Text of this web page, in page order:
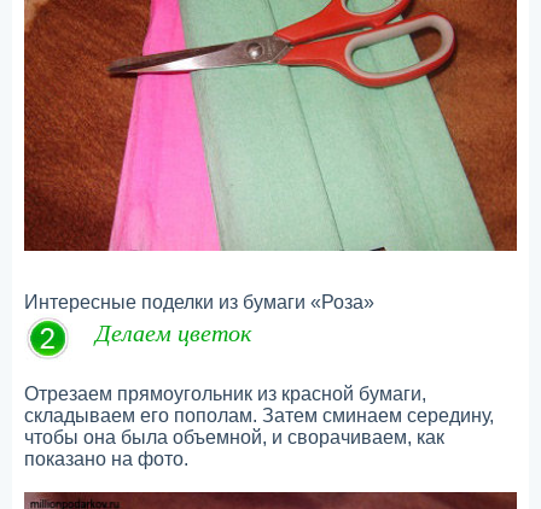
Интересные поделки из бумаги «Роза»
Делаем цветок
Отрезаем прямоугольник из красной бумаги,
складываем его пополам. Затем сминаем середину,
чтобы она была объемной, и сворачиваем, как
показано на фото.